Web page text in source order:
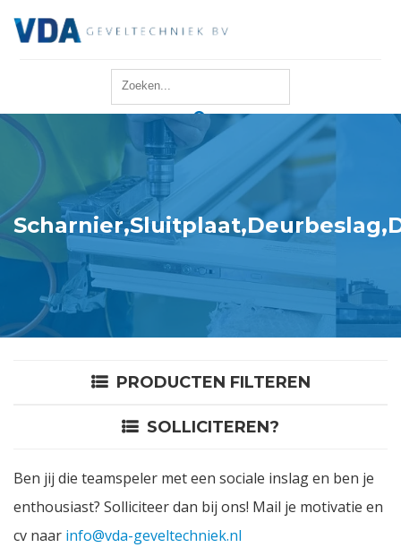
Reparatie
Onderhoud
Merken
Producten
Offerte
Login
Vacatures
PRODUCTEN FILTEREN
SOLLICITEREN?
Ben jij die teamspeler met een sociale inslag en ben je
enthousiast? Solliciteer dan bij ons! Mail je motivatie en
cv naar info@vda-geveltechniek.nl